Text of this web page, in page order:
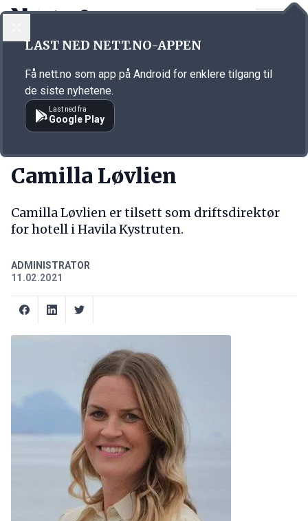
Annonsørinnhold
Camilla Løvlien
Camilla Løvlien er tilsett som driftsdirektør
for hotell i Havila Kystruten.
ADMINISTRATOR
11.02.2021
LAST NED NETT.NO-APPEN
Få nett.no som app på Android for enklere tilgang til
de siste nyhetene.
Last ned fra
Google Play